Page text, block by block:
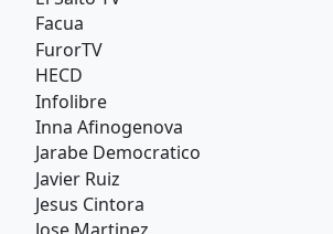
Facua
FurorTV
HECD
Infolibre
Inna Afinogenova
Jarabe Democratico
Javier Ruiz
Jesus Cintora